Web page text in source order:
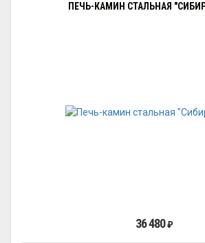
ПЕЧЬ-КАМИН СТАЛЬНАЯ
36 480₽